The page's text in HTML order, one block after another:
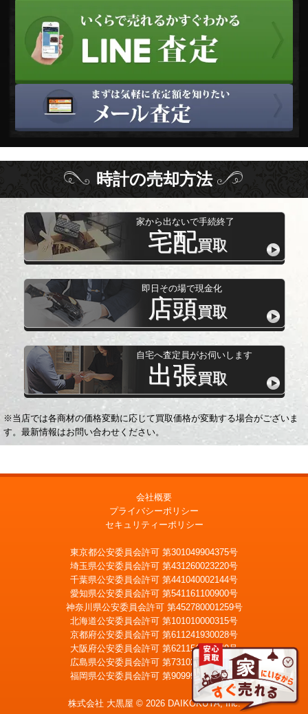
時計の売却方法
家から出ないで手続終了
宅配買取
即日その場で現金化
店頭買取
自宅へ査定員がお伺いします
出張買取
※当店では各商材の価格変動に応じて買取価格が変動する場合がございま
す。最新情報はお問い合わせください。
LINE査定 メール査定
会社概要
プライバシーポリシー
セキュリティーポリシー
東京都公安委員会許可 第301049904375号
埼玉県公安委員会許可 第431260023220号
千葉県公安委員会許可 第441040002144号
愛知県公安委員会許可 第541161100900号
神奈川県公安委員会許可 第452780001259号
北海道公安委員会許可 第101010000315号
京都府公安委員会許可 第611241930028号
大阪府公安委員会許可 第621151403749号
広島県公安委員会許可 第731020900021号
福岡県公安委員会許可 第909990034054号
株式会社 大黒屋 © 2026 DAIKOKUYA, Inc.